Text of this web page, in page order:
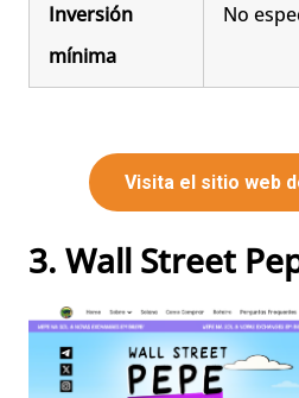
Inversión
mínima
No
Visita el sitio web
3. Wall Street